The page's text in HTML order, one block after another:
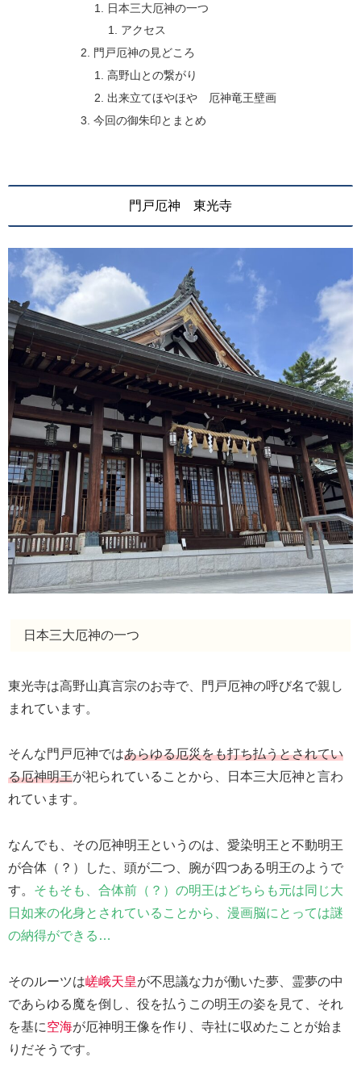
日本三大厄神の一つ
アクセス
門戸厄神の見どころ
高野山との繋がり
出来立てほやほや 厄神竜王壁画
今回の御朱印とまとめ
門戸厄神 東光寺
日本三大厄神の一つ
東光寺は高野山真言宗のお寺で、門戸厄神の呼び名で親し
まれています。
そんな門戸厄神ではあらゆる厄災をも打ち払うとされてい
る厄神明王が祀られていることから、日本三大厄神と言わ
れています。
なんでも、その厄神明王というのは、愛染明王と不動明王
が合体（？）した、頭が二つ、腕が四つある明王のようで
す。 そもそも、合体前（？）の明王はどちらも元は同じ大
日如来の化身とされていることから、漫画脳にとっては謎
の納得ができる…
そのルーツは嵯峨天皇が不思議な力が働いた夢、霊夢の中
であらゆる魔を倒し、役を払うこの明王の姿を見て、それ
を基に空海が厄神明王像を作り、寺社に収めたことが始ま
りだそうです。